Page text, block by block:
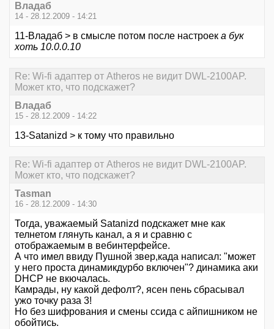
Владаб
14 - 28.12.2009 - 14:21
11-Владаб > в смысле потом после настроек а бук
хоть 10.0.0.10
Re: Wi-fi адаптер от Atheros не видит DWL-2100AP.
Может кто, что подскажет?
Владаб
15 - 28.12.2009 - 14:22
13-Satanizd > к тому что правильно
Re: Wi-fi адаптер от Atheros не видит DWL-2100AP.
Может кто, что подскажет?
Tasman
16 - 28.12.2009 - 14:30
Тогда, уважаемый Satanizd подскажет мне как
телнетом глянуть канал, а я и сравню с
отображаемым в вебинтерфейсе.
А что имел ввиду Пушной звер,када написал: "может
у него проста динамикдурбо включен"? динамика аки
DHCP не вкючалась.
Камрады, ну какой дефолт?, ясен пень сбрасывал
ужо точку раза 3!
Но без шифрования и смены ссида с айпишником не
обойтись.